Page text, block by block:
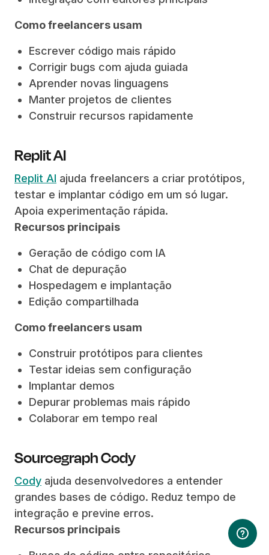
Como freelancers usam
Escrever código mais rápido
Corrigir bugs com ajuda guiada
Aprender novas linguagens
Manter projetos de clientes
Construir recursos rapidamente
Replit AI
Replit AI ajuda freelancers a criar protótipos,
testar e implantar código em um só lugar.
Apoia experimentação rápida.
Recursos principais
Geração de código com IA
Chat de depuração
Hospedagem e implantação
Edição compartilhada
Como freelancers usam
Construir protótipos para clientes
Testar ideias sem configuração
Implantar demos
Depurar problemas mais rápido
Colaborar em tempo real
Sourcegraph Cody
Cody ajuda desenvolvedores a entender
grandes bases de código. Reduz tempo de
integração e previne erros.
Recursos principais